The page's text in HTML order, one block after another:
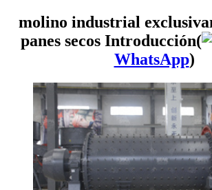
molino industrial
panes secos Introducción(
WhatsApp)